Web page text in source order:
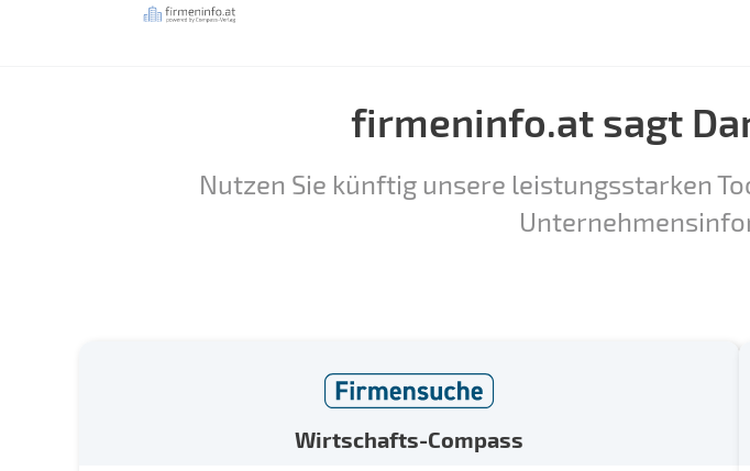
firmeninfo.at sagt
Nutzen Sie künftig unsere leistungsstarken
Wirtschafts-Compass